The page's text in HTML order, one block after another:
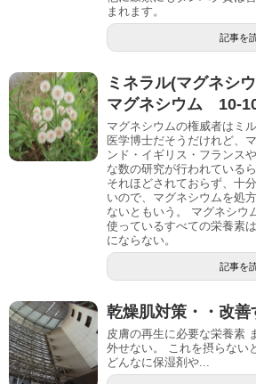
まれます。
記事を
ミネラル(マグネシ
マグネシウム 10-
マグネシウムの権威者はミ
医学博士だそうだけれど、
ンド・イギリス・フランス
な数の研究が行われている
それほどされておらず、十
いので、マグネシウムを処
ないともいう。 マグネシウ
使っているすべての栄養素
にならない。
記事を
乾燥肌対策・・改善
皮膚の再生に必要な栄養素
外せない。 これを摂らない
どんなに保湿剤や...